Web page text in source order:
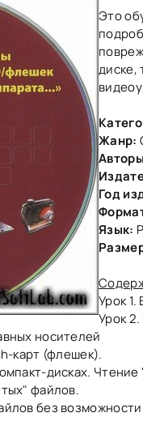
Это
диске,
Жанр:
Год
Язык:
Урок
Урок
носителей
карт (флешек).
дисках. Чтение
файлов.
без